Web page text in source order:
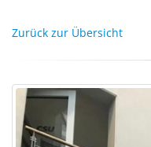
Zurück zur Übersicht